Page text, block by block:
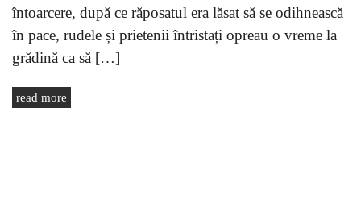
întoarcere, după ce răposatul era lăsat să se odihnească
în pace, rudele și prietenii întristați opreau o vreme la
grădină ca să […]
read more